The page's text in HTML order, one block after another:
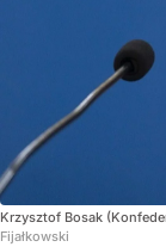
Krzysztof Bosak
Fijałkowski